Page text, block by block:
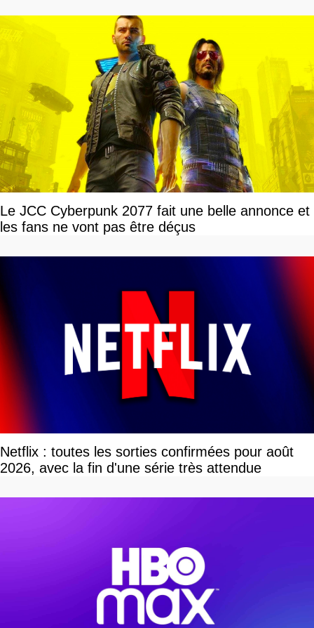
Le JCC Cyberpunk 2077 fait une belle annonce et
les fans ne vont pas être déçus
Netflix : toutes les sorties confirmées pour août
2026, avec la fin d'une série très attendue